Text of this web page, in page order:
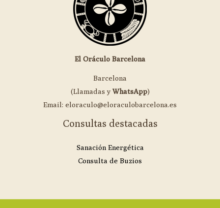
El Oráculo Barcelona
Barcelona
(Llamadas y WhatsApp)
Email: eloraculo@eloraculobarcelona.es
Consultas destacadas
Sanación Energética
Consulta de Buzios